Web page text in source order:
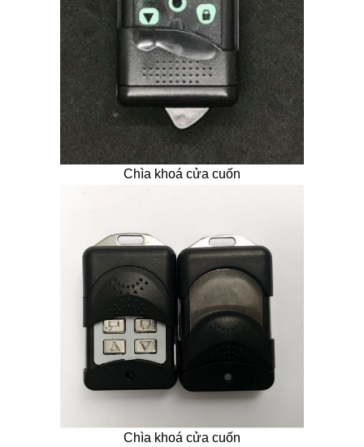
Chìa khoá cửa cuốn
Chìa khoá cửa cuốn